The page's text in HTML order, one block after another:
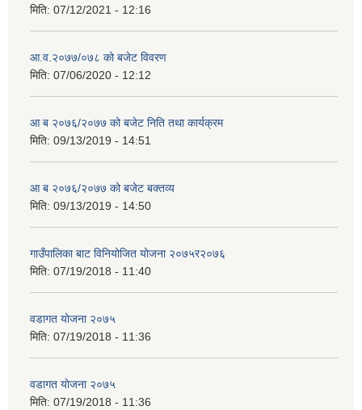
मिति: 07/12/2021 - 12:16
आ.व.२०७७/०७८ को बजेट विवरण
मिति: 07/06/2020 - 12:12
आ ब २०७६/२०७७ को बजेट निति तथा कार्यक्रम
मिति: 09/13/2019 - 14:51
आ ब २०७६/२०७७ को बजेट बक्तव्य
मिति: 09/13/2019 - 14:50
गाउँपालिका बाट विनियोजित योजना २०७५र२०७६
मिति: 07/19/2018 - 11:40
वडागत याेजना २०७५
मिति: 07/19/2018 - 11:36
वडागत याेजना २०७५
मिति: 07/19/2018 - 11:36